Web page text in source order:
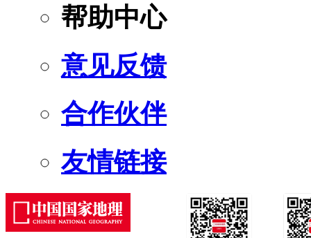
帮助中心
意见反馈
合作伙伴
友情链接